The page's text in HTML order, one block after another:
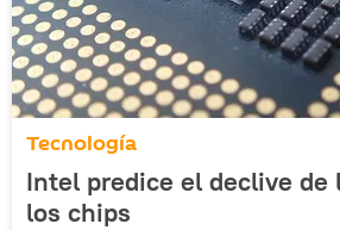
Tecnología
Intel predice el declive de
los chips